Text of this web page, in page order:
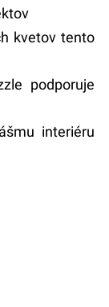
kvetov tento
podporuje
interiéru